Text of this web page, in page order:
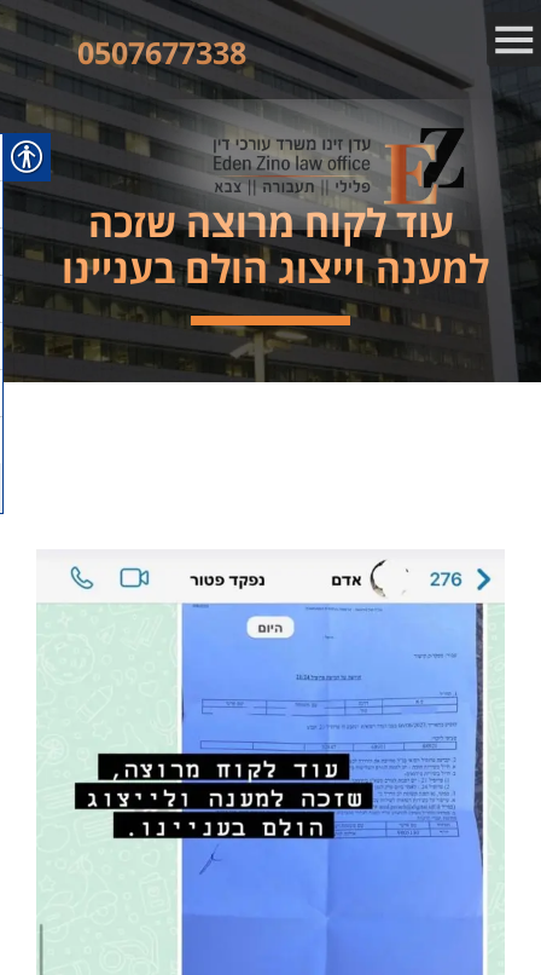
0507677338
עוד לקוח מרוצה שזכה
למענה וייצוג הולם בעניינו